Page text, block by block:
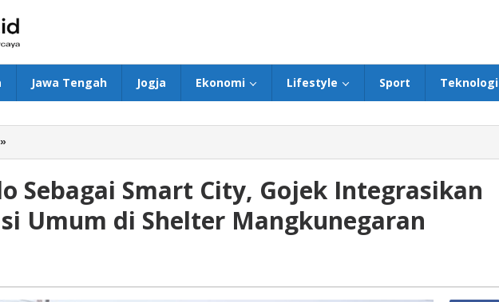
Jawa Tengah Jogja Ekonomi Lifestyle Sport Teknologi
»
Solo
Smart
City,
Gojek
Sebagai Smart City, Gojek Integrasikan
Umum di Shelter Mangkunegaran